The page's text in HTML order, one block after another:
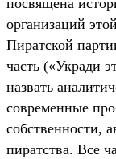
посвящена
организаций
Пиратской
часть («Укради
назвать
современные
собственности,
пиратства. Все